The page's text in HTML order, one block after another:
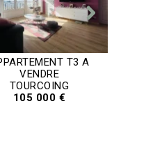
T3 A
VENDRE
TOURCOING
105 000 €